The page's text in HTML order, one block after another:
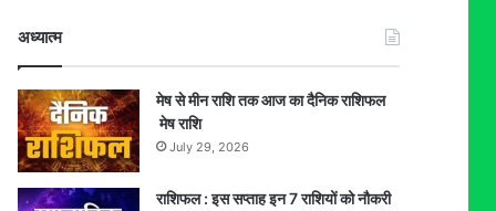
अध्यात्म
मेष से मीन राशि तक आज का दैनिक राशिफल
मेष राशि
July 29, 2026
राशिफल : इस सप्ताह इन 7 राशियों को नौकरी